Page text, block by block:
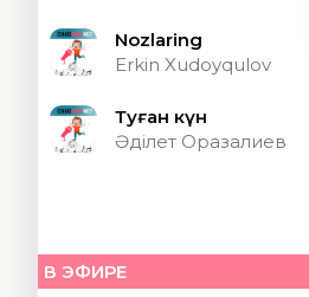
Nozlaring
Erkin Xudoyqulov
Туған күн
Әділет Оразалиев
В ЭФИРЕ